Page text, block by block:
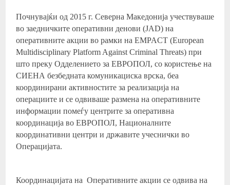
Почнувајќи од 2015 г. Северна Македонија учествуваше
во заедничките оперативни денови (JAD) на
оперативните акции во рамки на EMPACT (European
Multidisciplinary Platform Against Criminal Threats) при
што преку Одделението за ЕВРОПОЛ, со користење на
СИЕНА безбедната комуникациска врска, беа
координирани активностите за реализација на
операциите и се одвиваше размена на оперативните
информации помеѓу центрите за оперативна
координација во ЕВРОПОЛ, Националните
координативни центри и државите учеснички во
Операцијата.
Координацијата на Оперативните акции се одвива на